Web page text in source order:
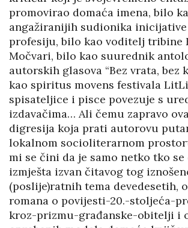
promovirao domaća imena, bilo
angažiranijih sudionika inicijative
profesiju, bilo kao voditelj tribine
Močvari, bilo kao suurednik
autorskih glasova “Bez vrata, bez
kao spiritus movens festivala
spisateljice i pisce povezuje s
izdavačima… Ali čemu zapravo
digresija koja prati autorovu
lokalnom socioliterarnom
mi se čini da je samo netko tko
izmješta izvan čitavog tog
(poslije)ratnih tema devedesetih,
romana o povijesti-20.-stoljeća-
kroz-prizmu-građanske-obitelji i